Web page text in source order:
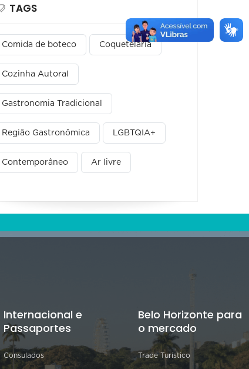
TAGS
Comida de boteco Coquetelaria
Cozinha Autoral
Gastronomia Tradicional
Região Gastronômica LGBTQIA+
Contemporâneo Ar livre
Internacional e
Passaportes
Consulados
Belo Horizonte para
o mercado
Trade Turístico